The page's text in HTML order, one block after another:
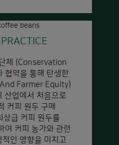
체 (Conservation
약을 통해 탄생한
Farmer Equity)
산업에서 처음으로
커피 원두 구매
상급 커피 원두를
여 커피 농가와 관련
인 영향을 미치고